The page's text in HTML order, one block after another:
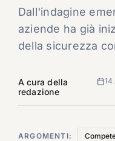
Dall'indagine
aziende ha già
della sicurezza
A cura della
redazione
14
ARGOMENTI: